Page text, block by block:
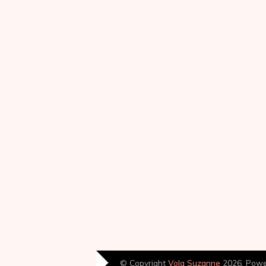
© Copyright Volg Suzanne 2026.